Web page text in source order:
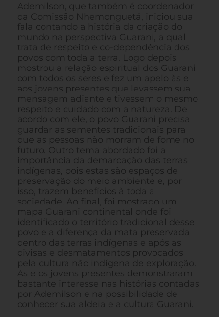
Ademilson, que também é coordenador
da Comissão Nhemonguetá, iniciou sua
fala contando a história da criação do
mundo na perspectiva Guarani, a qual
trata de respeito e co-dependência dos
povos com toda a terra. Logo depois
mostrou a relação espiritual dos Guarani
com todos os seres e fez um apelo às e
aos jovens presentes que levassem sua
mensagem adiante e tivessem o mesmo
respeito e cuidado com a natureza. De
acordo com ele, o povo Guarani precisa
guardar as sementes tradicionais para
que as pessoas não morram de fome no
futuro. Outro tema abordado foi a
importância da demarcação das terras
indígenas, pois estas são espaços de
preservação do meio ambiente e, por
isso, trazem benefícios à toda a
sociedade. Ao final, foi mostrado um
mapa Guarani continental onde foi
identificado o território tradicional desse
povo e a diferença da mata preservada
dentro das terras indígenas e após as
divisas e desmatamentos provocados
pela cultura não indígena de exploração.
As e os jovens presentes demonstraram
bastante interesse nas histórias contadas
por Ademilson e na possibilidade de
conhecer sua aldeia e a cultura Guarani.